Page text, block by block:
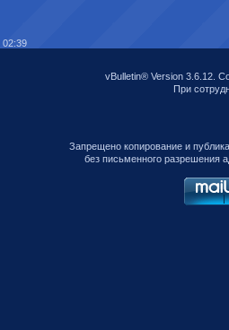
02:39
vBulletin® Version 3.6.12.
При
Запрещено копирование и
без письменного разрешения